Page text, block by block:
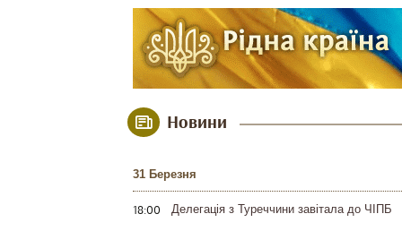
Новини
31 Березня
18:00 Делегація з Туреччини завітала до ЧІПБ